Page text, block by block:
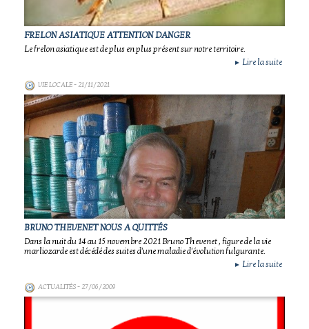
FRELON ASIATIQUE ATTENTION DANGER
Le frelon asiatique est de plus en plus présent sur notre territoire.
► Lire la suite
VIE LOCALE- 21/11/2021
BRUNO THEVENET NOUS A QUITTÉS
Dans la nuit du 14 au 15 novembre 2021 Bruno Thevenet , figure de la vie
marliozarde est décédé des suites d'une maladie d'évolution fulgurante.
► Lire la suite
ACTUALITÉS- 27/06/2009